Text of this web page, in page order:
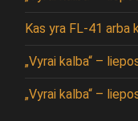
Kas yra FL-41 arba
„Vyrai kalba“ –
„Vyrai kalba“ –